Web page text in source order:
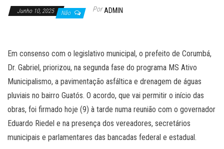
Junho 10, 2025 Não Por ADMIN
Em consenso com o legislativo municipal, o prefeito de Corumbá,
Dr. Gabriel, priorizou, na segunda fase do programa MS Ativo
Municipalismo, a pavimentação asfáltica e drenagem de águas
pluviais no bairro Guatós. O acordo, que vai permitir o início das
obras, foi firmado hoje (9) à tarde numa reunião com o governador
Eduardo Riedel e na presença dos vereadores, secretários
municipais e parlamentares das bancadas federal e estadual.